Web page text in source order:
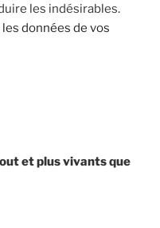
les indésirables.
données de vos
et plus vivants que